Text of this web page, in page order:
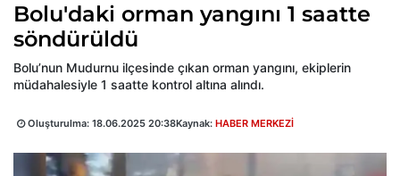
Bolu'daki orman yangını 1 saatte
söndürüldü
Bolu’nun Mudurnu ilçesinde çıkan orman yangını, ekiplerin
müdahalesiyle 1 saatte kontrol altına alındı.
Oluşturulma: 18.06.2025 20:38Kaynak: HABER MERKEZİ